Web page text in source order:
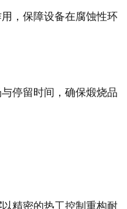
，保障设备在腐蚀性环
停留时间，确保煅烧品
以精密的热工控制 重构耐